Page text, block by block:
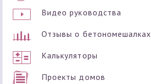
Видео руководства
Отзывы о бетономешалках
Калькуляторы
Проекты домов